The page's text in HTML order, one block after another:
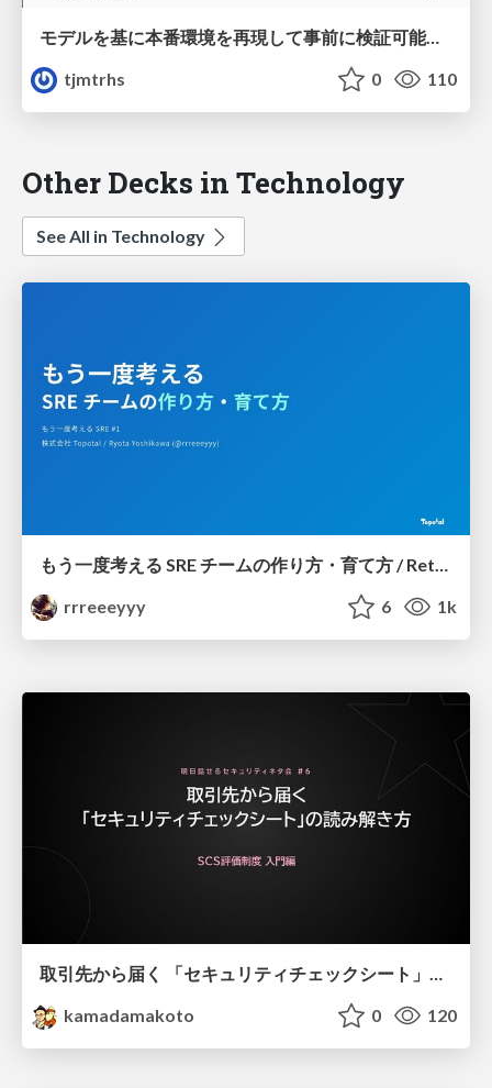
モデルを基に本番環境を再現して事前に検証可能にする運用サイクル
tjmtrhs
0 110
Other Decks in Technology
See All in Technology
rrreeeyyy
6 1k
取引先から届く 「セキュリティチェックシート」の読み解き方
kamadamakoto
0 120